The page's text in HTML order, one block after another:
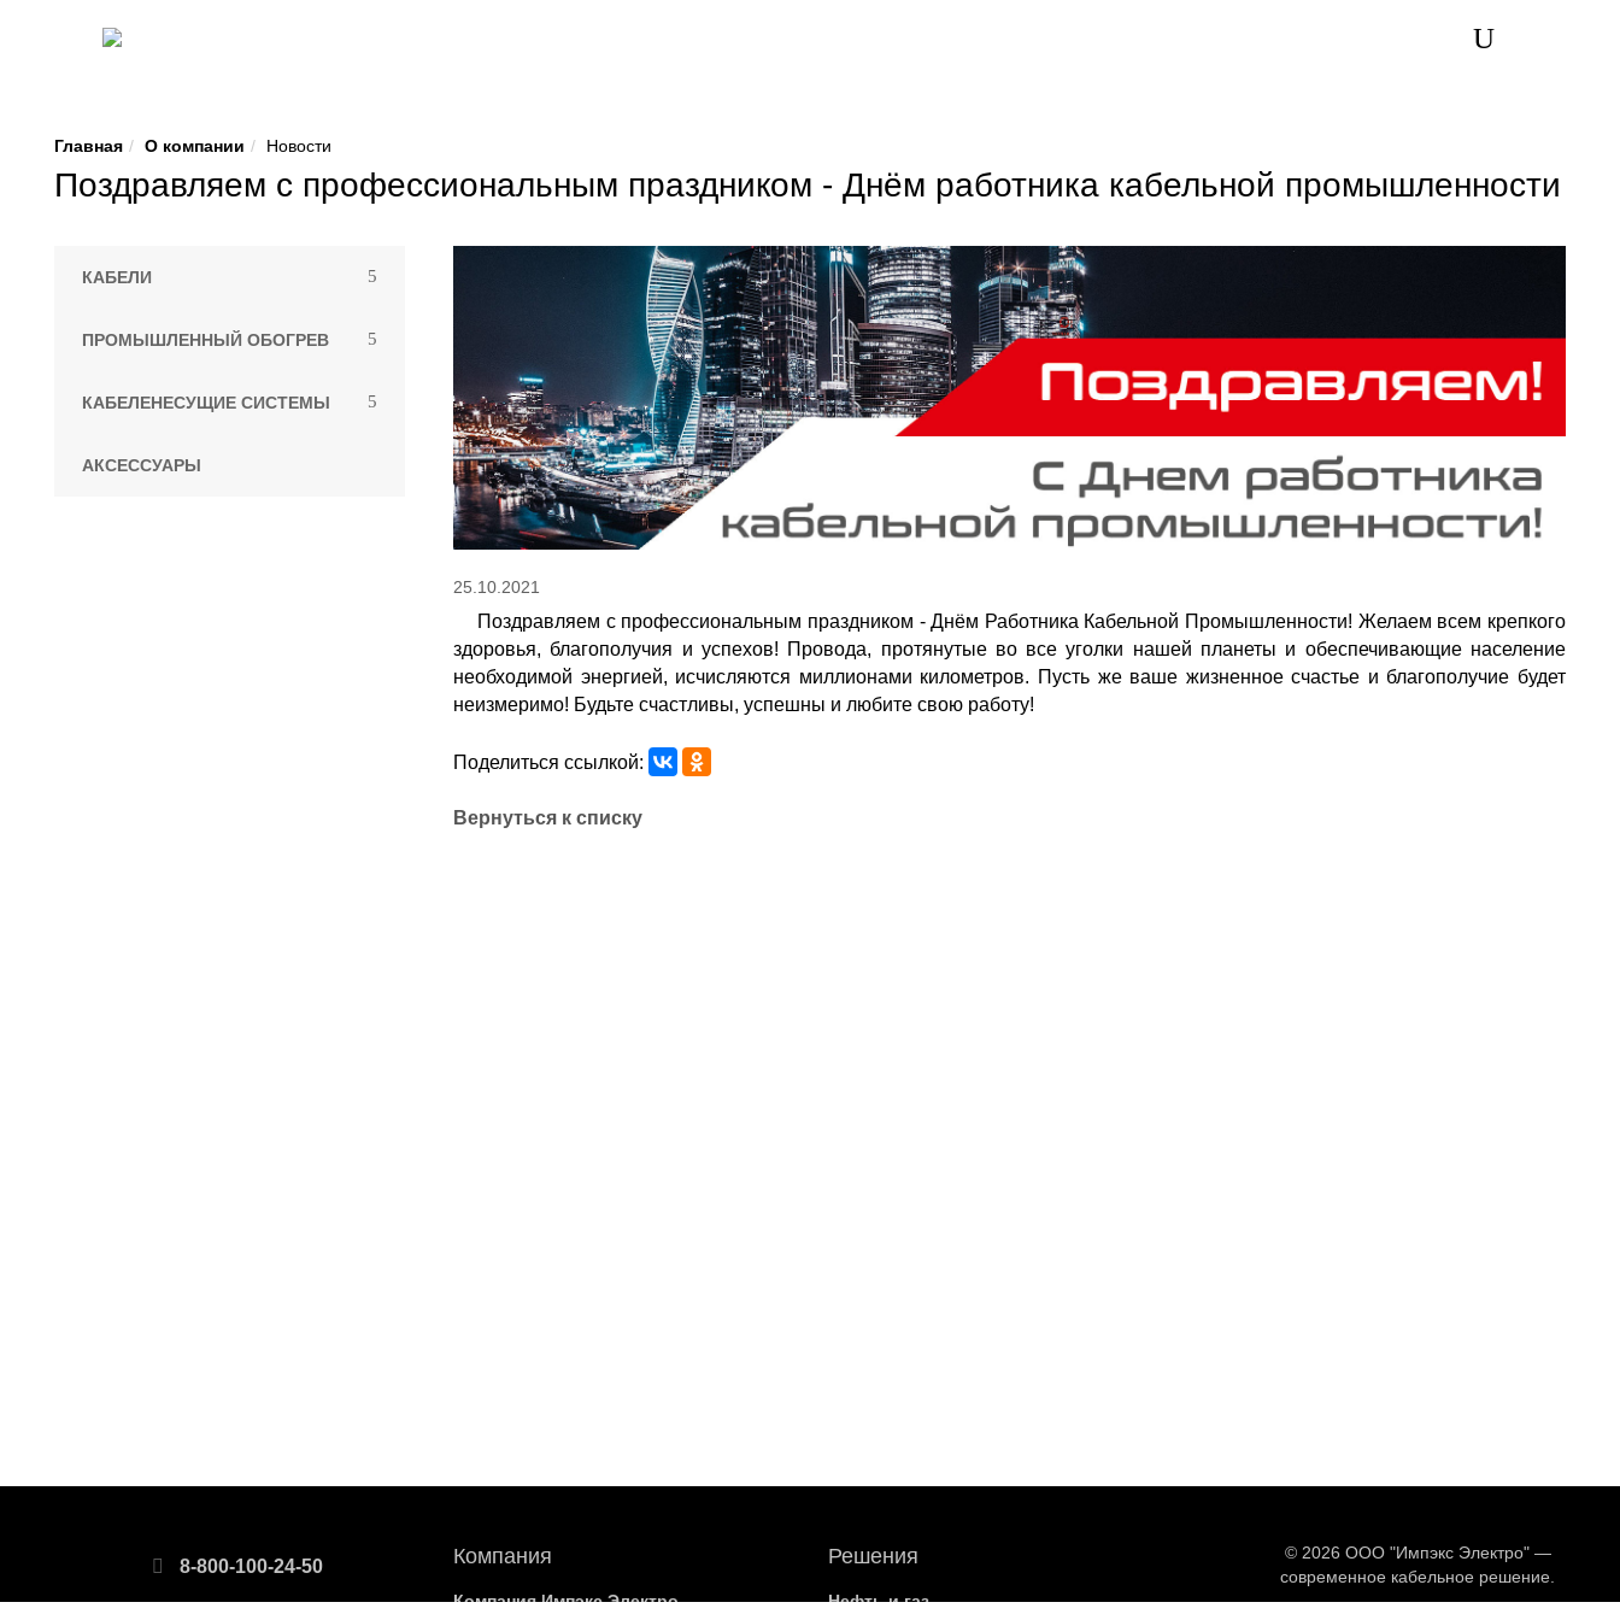
Главная О компании Новости
Поздравляем с профессиональным праздником - Днём работника кабельной промышленности
КАБЕЛИ
ПРОМЫШЛЕННЫЙ ОБОГРЕВ
КАБЕЛЕНЕСУЩИЕ СИСТЕМЫ
АКСЕССУАРЫ
25.10.2021
Поздравляем с профессиональным праздником - Днём Работника Кабельной Промышленности! Желаем всем крепкого
здоровья, благополучия и успехов! Провода, протянутые во все уголки нашей планеты и обеспечивающие население
необходимой энергией, исчисляются миллионами километров. Пусть же ваше жизненное счастье и благополучие будет
неизмеримо! Будьте счастливы, успешны и любите свою работу!
Поделиться ссылкой:
Вернуться к списку
8-800-100-24-50 Компания
Компания Импэкс Электро
Решения
Нефть и газ
© 2026 ООО "Импэкс Электро" —
современное кабельное решение.